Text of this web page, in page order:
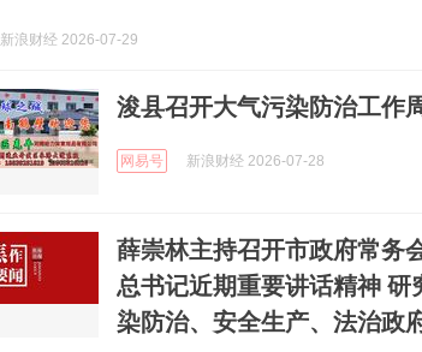
新浪财经 2026-07-29
浚县召开大气污染防治工作
网易号 新浪财经 2026-07-28
薛崇林主持召开市政府常务
总书记近期重要讲话精神 研
染防治、安全生产、法治政